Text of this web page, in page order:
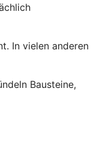
In vielen anderen
Bausteine,